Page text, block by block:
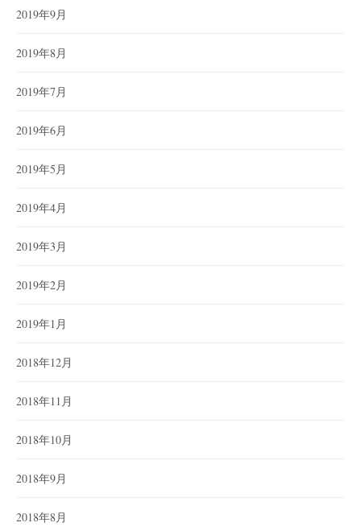
2019年9月
2019年8月
2019年7月
2019年6月
2019年5月
2019年4月
2019年3月
2019年2月
2019年1月
2018年12月
2018年11月
2018年10月
2018年9月
2018年8月